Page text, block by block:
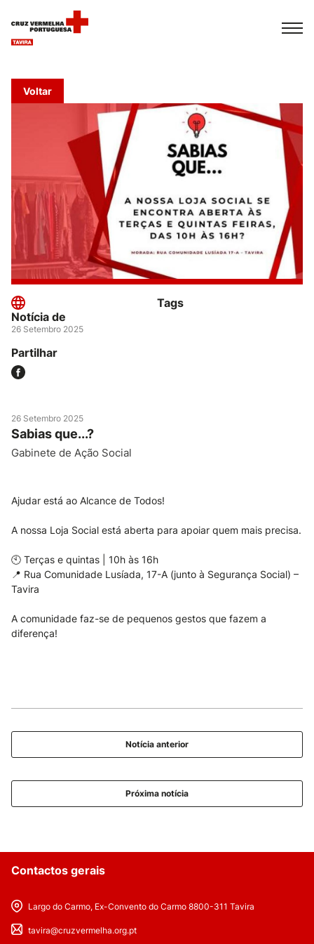
Voltar
Notícia de
26 Setembro 2025
Tags
Partilhar
26 Setembro 2025
Sabias que...?
Gabinete de Ação Social
Ajudar está ao Alcance de Todos!
A nossa Loja Social está aberta para apoiar quem mais precisa.
🕙 Terças e quintas | 10h às 16h
📍 Rua Comunidade Lusíada, 17-A (junto à Segurança Social) –
Tavira
A comunidade faz-se de pequenos gestos que fazem a
diferença!
Notícia anterior
Próxima notícia
Contactos gerais
Largo do Carmo, Ex-Convento do Carmo 8800-311 Tavira
tavira@cruzvermelha.org.pt